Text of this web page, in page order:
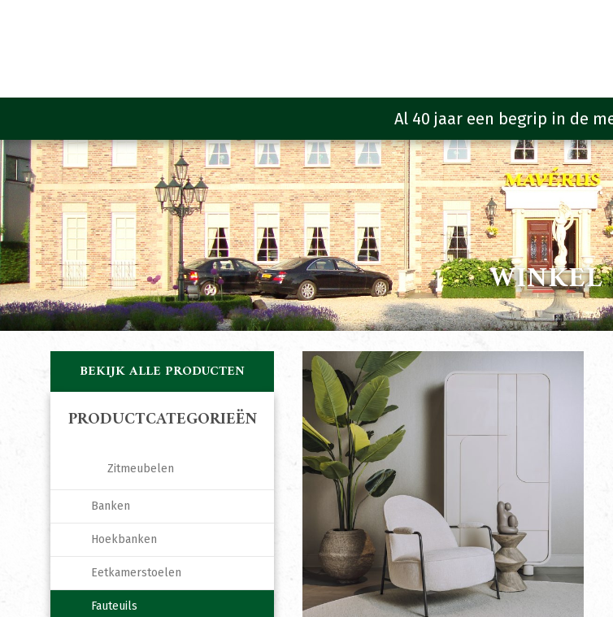
WINKEL
BEKIJK ALLE PRODUCTEN
PRODUCTCATEGORIEËN
Zitmeubelen
Banken
Hoekbanken
Eetkamerstoelen
Fauteuils